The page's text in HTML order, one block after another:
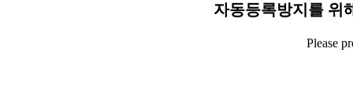
자동등록방지를 위
Please